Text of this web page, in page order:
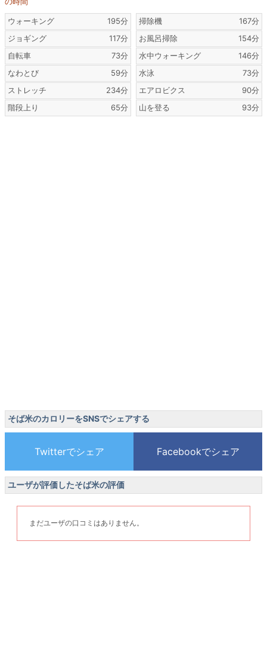
ウォーキング
195分
ジョギング
117分
自転車
73分
なわとび
59分
ストレッチ
234分
階段上り
65分
掃除機
167分
お風呂掃除
154分
水中ウォーキング
146分
水泳
73分
エアロビクス
90分
山を登る
93分
そば米のカロリーをSNSでシェアする
ユーザが評価したそば米の評価
まだユーザの口コミはありません。